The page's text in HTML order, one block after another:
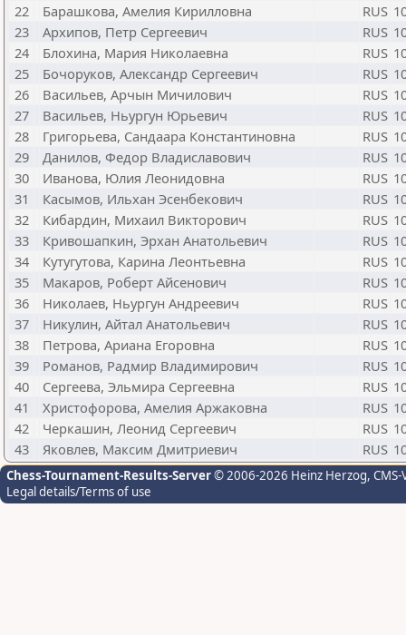
22
Барашкова, Амелия Кирилловна RUS
23
Архипов, Петр Сергеевич RUS
24
Блохина, Мария Николаевна RUS
25
Бочоруков, Александр Сергеевич RUS
26
Васильев, Арчын Мичилович RUS
27
Васильев, Ньургун Юрьевич RUS
28
Григорьева, Сандаара Константиновна RUS
29
Данилов, Федор Владиславович RUS
30
Иванова, Юлия Леонидовна RUS
31
Касымов, Ильхан Эсенбекович RUS
32
Кибардин, Михаил Викторович RUS
33
Кривошапкин, Эрхан Анатольевич RUS
34
Кутугутова, Карина Леонтьевна RUS
35
Макаров, Роберт Айсенович RUS
36
Николаев, Ньургун Андреевич RUS
37
Никулин, Айтал Анатольевич RUS
38
Петрова, Ариана Егоровна RUS
39
Романов, Радмир Владимирович RUS
40
Сергеева, Эльмира Сергеевна RUS
41
Христофорова, Амелия Аржаковна RUS
42
Черкашин, Леонид Сергеевич RUS
43
Яковлев, Максим Дмитриевич RUS
Chess-Tournament-Results-Server© 2006-2026 Heinz Herzog,
Legal details/Terms of use